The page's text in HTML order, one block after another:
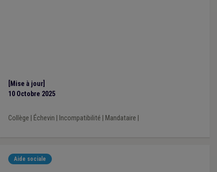
[Mise à jour]
10 Octobre 2025
Collège Échevin Incompatibilité Mandataire
Aide sociale